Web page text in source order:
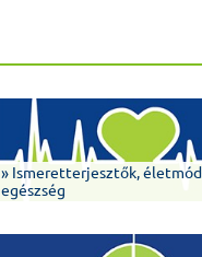
» Ismeretterjesztők,
egészség